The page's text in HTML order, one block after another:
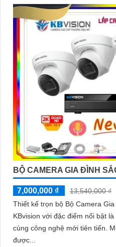
BỘ CAMERA GIA ĐÌNH
7,000,000 ₫
13,540,000 ₫
Thiết kế trọn bộ Bộ Camera
KBvision với đặc điểm nổi bật
cùng công nghệ mới tiên tiến. Mỗi chi tiết của sản phẩm đều
được...